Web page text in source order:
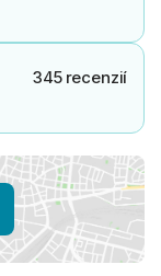
345 recenzií